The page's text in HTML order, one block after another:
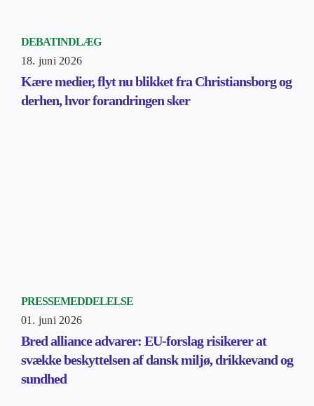
DEBATINDLÆG
18. juni 2026
Kære medier, flyt nu blikket fra Christiansborg og
derhen, hvor forandringen sker
PRESSEMEDDELELSE
01. juni 2026
Bred alliance advarer: EU-forslag risikerer at
svække beskyttelsen af dansk miljø, drikkevand og
sundhed